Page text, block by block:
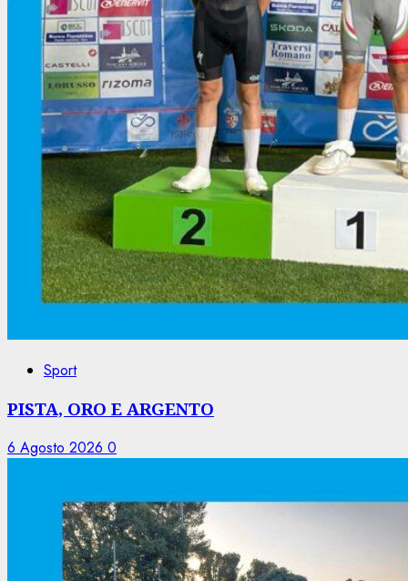
Sport
PISTA, ORO E ARGENTO
6 Agosto 2026 0